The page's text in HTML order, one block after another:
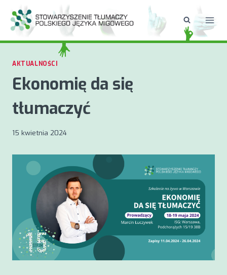
Przejdź
treści
AKTUALNOŚCI
Ekonomię da się
tłumaczyć
15 kwietnia 2024